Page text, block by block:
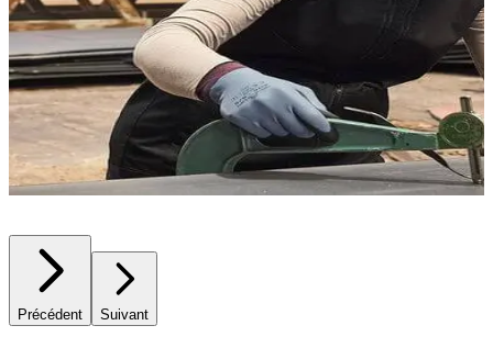
Précédent Suivant